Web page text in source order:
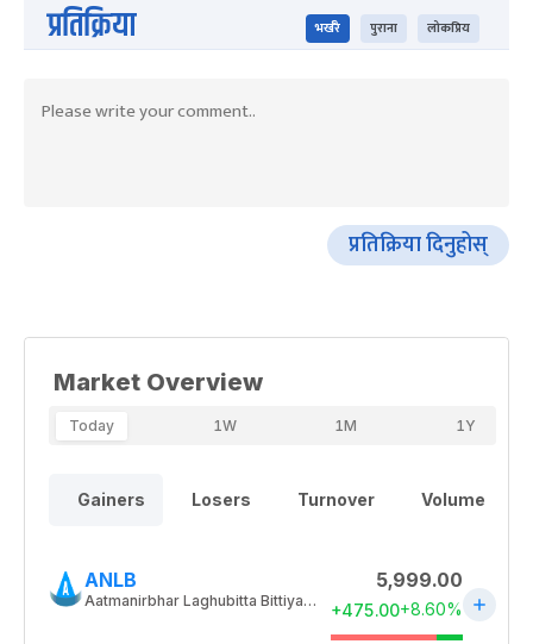
प्रतिक्रिया भर्खरै पुराना लोकप्रिय
प्रतिक्रिया दिनुहोस्